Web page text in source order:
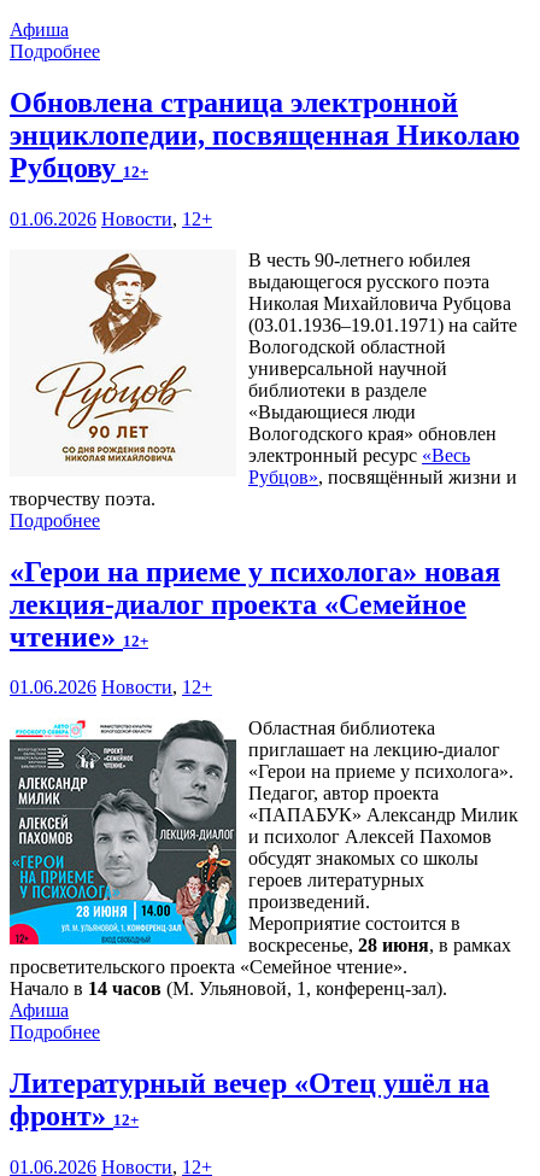
Афиша
Подробнее
Обновлена страница электронной
энциклопедии, посвященная Николаю
Рубцову 12+
01.06.2026 Новости, 12+
В честь 90-летнего юбилея
выдающегося русского поэта
Николая Михайловича Рубцова
(03.01.1936–19.01.1971) на сайте
Вологодской областной
универсальной научной
библиотеки в разделе
«Выдающиеся люди
Вологодского края» обновлен
электронный ресурс «Весь
Рубцов», посвящённый жизни и
творчеству поэта.
Подробнее
«Герои на приеме у психолога» новая
лекция-диалог проекта «Семейное
чтение» 12+
01.06.2026 Новости, 12+
Областная библиотека
приглашает на лекцию-диалог
«Герои на приеме у психолога».
Педагог, автор проекта
«ПАПАБУК» Александр Милик
и психолог Алексей Пахомов
обсудят знакомых со школы
героев литературных
произведений.
Мероприятие состоится в
воскресенье, 28 июня, в рамках
просветительского проекта «Семейное чтение».
Начало в 14 часов (М. Ульяновой, 1, конференц-зал).
Афиша
Подробнее
Литературный вечер «Отец ушёл на
фронт» 12+
01.06.2026 Новости, 12+